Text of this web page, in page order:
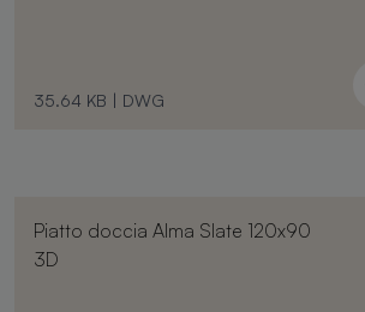
35.64 KB | DWG
Piatto doccia Alma Slate 120x90
3D